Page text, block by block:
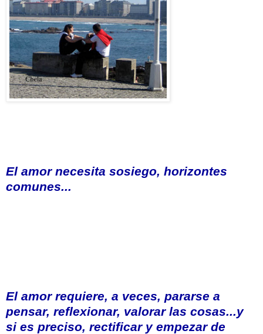
El amor necesita sosiego, horizontes
comunes...
El amor requiere, a veces, pararse a
pensar, reflexionar, valorar las cosas...y
si es preciso, rectificar y empezar de